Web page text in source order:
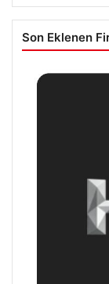
Son Eklenen